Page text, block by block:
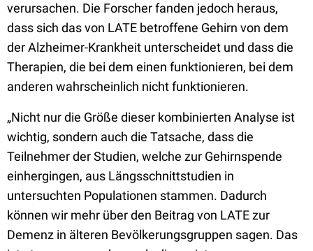
verursachen. Die Forscher fanden jedoch heraus,
dass sich das von LATE betroffene Gehirn von dem
der Alzheimer-Krankheit unterscheidet und dass die
Therapien, die bei dem einen funktionieren, bei dem
anderen wahrscheinlich nicht funktionieren.
„Nicht nur die Größe dieser kombinierten Analyse ist
wichtig, sondern auch die Tatsache, dass die
Teilnehmer der Studien, welche zur Gehirnspende
einhergingen, aus Längsschnittstudien in
untersuchten Populationen stammen. Dadurch
können wir mehr über den Beitrag von LATE zur
Demenz in älteren Bevölkerungsgruppen sagen. Das